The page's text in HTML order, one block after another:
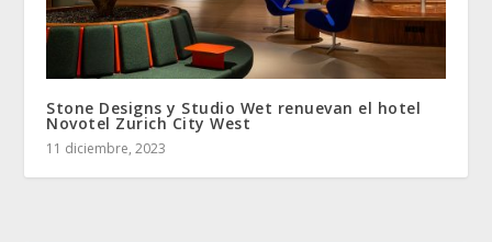
Stone Designs y Studio Wet renuevan el hotel
Novotel Zurich City West
11 diciembre, 2023